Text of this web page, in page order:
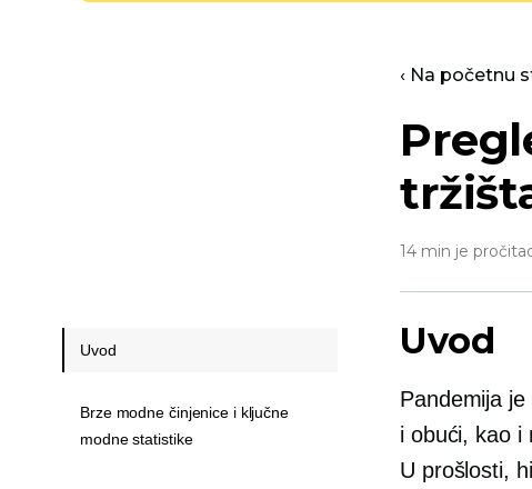
‹ Na početnu
14 min je
Uvod
Pandemija
i obući, kao i
U prošlosti,
Uvod
Brze modne činjenice i ključne
modne statistike